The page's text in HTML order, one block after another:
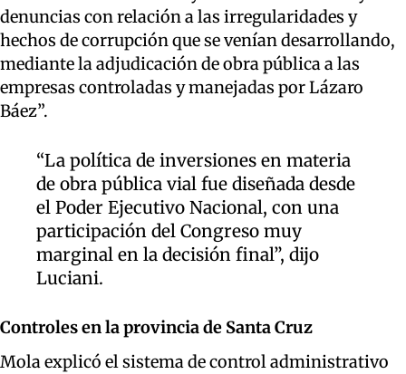
denuncias con relación a las irregularidades y
hechos de corrupción que se venían desarrollando,
mediante la adjudicación de obra pública a las
empresas controladas y manejadas por Lázaro
Báez”.
“La política de inversiones en materia
de obra pública vial fue diseñada desde
el Poder Ejecutivo Nacional, con una
participación del Congreso muy
marginal en la decisión final”, dijo
Luciani.
Controlesen la provincia de Santa Cruz
Mola explicó elsistema de controladministrativo